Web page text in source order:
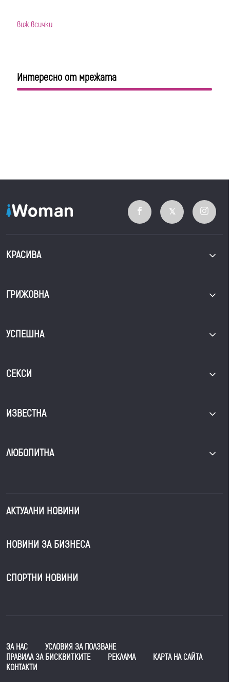
виж всички
Интересно от мрежата
КРАСИВА
ГРИЖОВНА
УСПЕШНА
СЕКСИ
ИЗВЕСТНА
ЛЮБОПИТНА
АКТУАЛНИ НОВИНИ
НОВИНИ ЗА БИЗНЕСА
СПОРТНИ НОВИНИ
ЗА НАС
УСЛОВИЯ ЗА ПОЛЗВАНЕ
ПРАВИЛА ЗА БИСКВИТКИТЕ
РЕКЛАМА
КАРТА НА САЙТА
КОНТАКТИ